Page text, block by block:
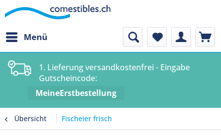
Menü
1. Lieferung versandkostenfrei - Eingabe
Gutscheincode:
MeineErstbestellung
Übersicht Fischeier frisch